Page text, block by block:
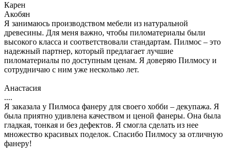
Карен
Акобян
Я занимаюсь производством мебели из натуральной
древесины. Для меня важно, чтобы пиломатериалы были
высокого класса и соответствовали стандартам. Пилмос – это
надежный партнер, который предлагает лучшие
пиломатериалы по доступным ценам. Я доверяю Пилмосу и
сотрудничаю с ним уже несколько лет.
Анастасия
....
Я заказала у Пилмоса фанеру для своего хобби – декупажа. Я
была приятно удивлена качеством и ценой фанеры. Она была
гладкая, тонкая и без дефектов. Я смогла сделать из нее
множество красивых поделок. Спасибо Пилмосу за отличную
фанеру!